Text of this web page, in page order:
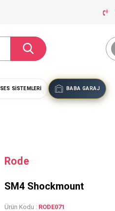
SES SISTEMLERI BABA GARAJ
Rode
SM4 Shockmount
Ürün Kodu : RODE071